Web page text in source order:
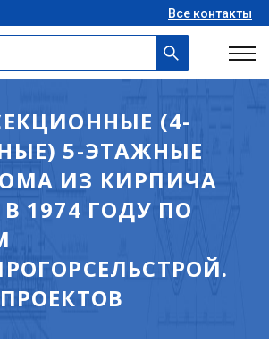
Все контакты
(4-
5-ЭТАЖНЫЕ
ИЗ КИРПИЧА
1974 ГОДУ ПО